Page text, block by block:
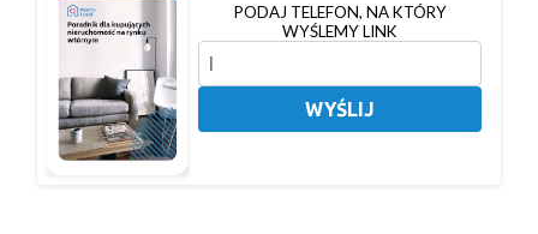
PODAJ TELEFON, NA KTÓRY
WYŚLEMY LINK
WYŚLIJ